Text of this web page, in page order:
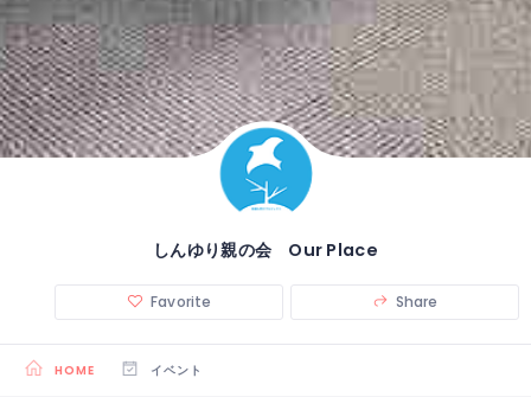
しんゆり親の会 Our Place
Favorite Share
HOME イベント